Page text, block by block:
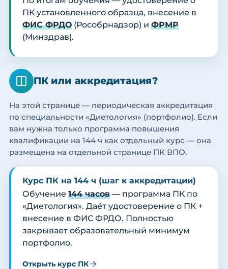
ПК установленного образца, внесение в
ФИС ФРДО (Рособрнадзор) и ФРМР
(Минздрав).
ПК или аккредитация?
На этой странице — периодическая аккредитация
по специальности «Диетология» (портфолио). Если
вам нужна только программа повышения
квалификации на 144 ч как отдельный курс — она
размещена на отдельной странице ПК ВПО.
Курс ПК на 144 ч (шаг к аккредитации)
Обучение 144 часов — программа ПК по
«Диетология». Даёт удостоверение о ПК +
внесение в ФИС ФРДО. Полностью
закрывает образовательный минимум
портфолио.
Открыть курс ПК